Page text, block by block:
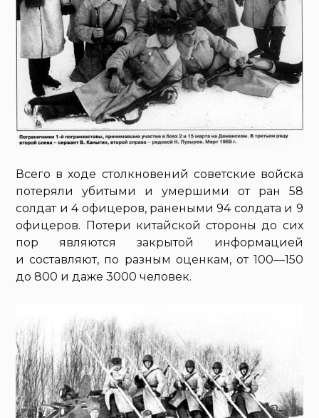
Всего в ходе столкновений советские войска
потеряли убитыми и умершими от ран 58
солдат и 4 офицеров, ранеными 94 солдата и 9
офицеров. Потери китайской стороны до сих
пор являются закрытой информацией
и составляют, по разным оценкам, от 100—150
до 800 и даже 3000 человек.